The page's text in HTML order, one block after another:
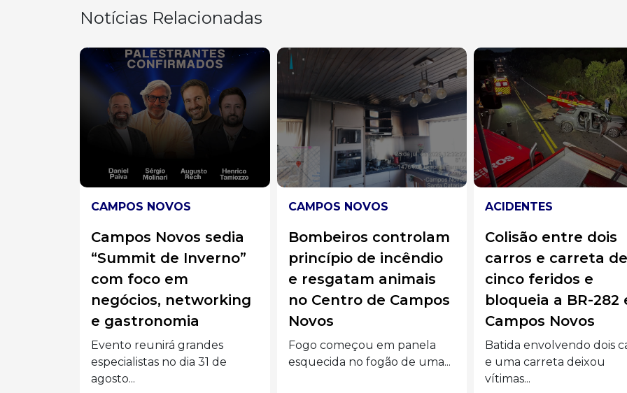
Notícias Relacionadas
CAMPOS NOVOS
Bombeiros controlam
princípio de incêndio
e resgatam animais
no Centro de Campos
Novos
Fogo começou em panela
esquecida no fogão de uma...
ACIDENTES
Colisão entre dois
carros e carreta deixa
cinco feridos e
bloqueia a BR-282 em
Campos Novos
Batida envolvendo dois carros
e uma carreta deixou
SOLIDARIEDADE
“Quanto vale a vida
do seu filho?”:
de Campos Novos
apelo para custear
remédio de R$ 2
milhões para
de 7 anos